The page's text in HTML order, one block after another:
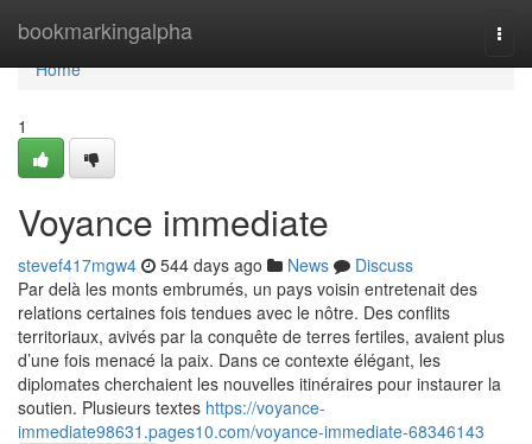
bookmarkingalpha
Home
Home
1
Voyance immediate
stevef417mgw4 544 days ago News
Discuss
Par delà les monts embrumés, un pays voisin entretenait des
relations certaines fois tendues avec le nôtre. Des conflits
territoriaux, avivés par la conquête de terres fertiles, avaient plus
d’une fois menacé la paix. Dans ce contexte élégant, les
diplomates cherchaient les nouvelles itinéraires pour instaurer la
soutien. Plusieurs textes https://voyance-
immediate98631.pages10.com/voyance-immediate-68346143